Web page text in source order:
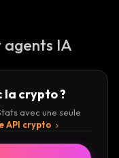
agents IA
la crypto ?
avec une seule
API crypto